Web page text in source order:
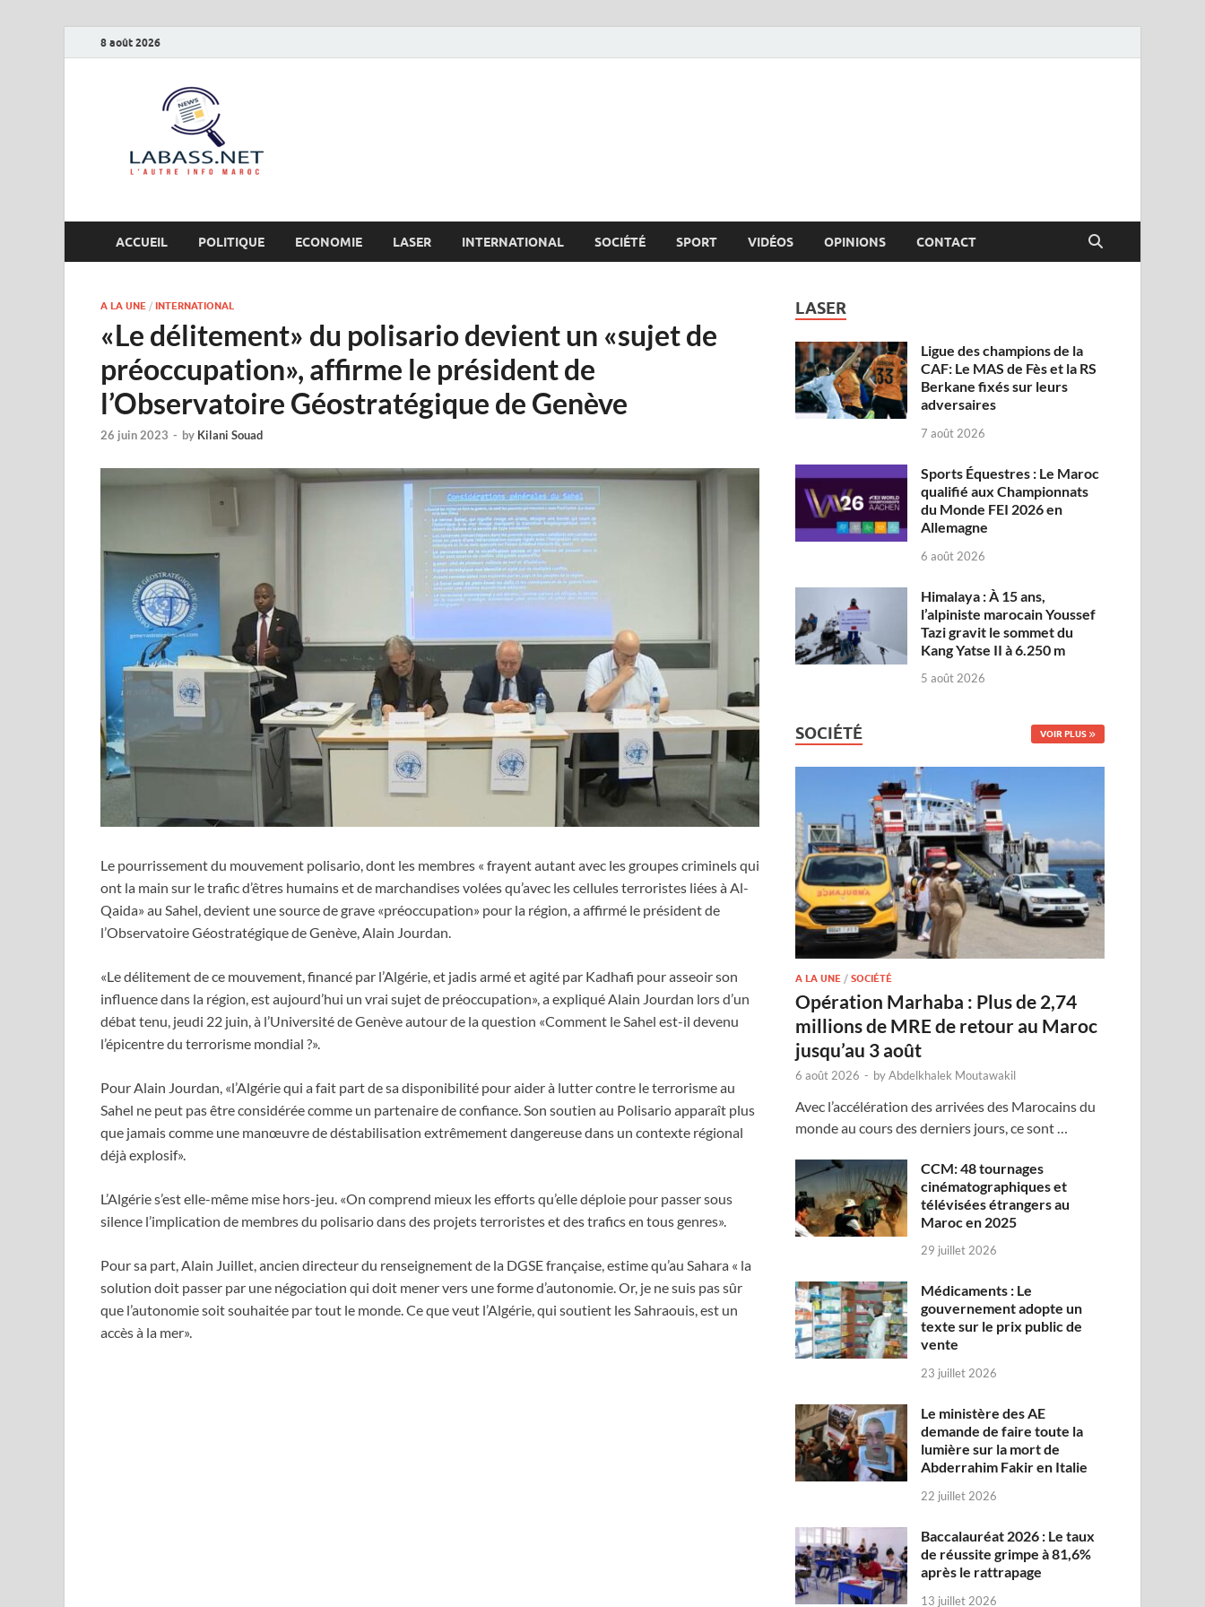
8 août 2026
ACCUEIL POLITIQUE ECONOMIE LASER INTERNATIONAL SOCIÉTÉ SPORT VIDÉOS OPINIONS CONTACT
A LA UNE / INTERNATIONAL
«Le délitement» du polisario devient un «sujet de
préoccupation», affirme le président de
l’Observatoire Géostratégique de Genève
26 juin 2023 - by Kilani Souad
Le pourrissement du mouvement polisario, dont les membres « frayent autant avec les groupes criminels qui
ont la main sur le trafic d’êtres humains et de marchandises volées qu’avec les cellules terroristes liées à Al-
Qaida» au Sahel, devient une source de grave «préoccupation» pour la région, a affirmé le président de
l’Observatoire Géostratégique de Genève, Alain Jourdan.
«Le délitement de ce mouvement, financé par l’Algérie, et jadis armé et agité par Kadhafi pour asseoir son
influence dans la région, est aujourd’hui un vrai sujet de préoccupation», a expliqué Alain Jourdan lors d’un
débat tenu, jeudi 22 juin, à l’Université de Genève autour de la question «Comment le Sahel est-il devenu
l’épicentre du terrorisme mondial ?».
Pour Alain Jourdan, «l’Algérie qui a fait part de sa disponibilité pour aider à lutter contre le terrorisme au
Sahel ne peut pas être considérée comme un partenaire de confiance. Son soutien au Polisario apparaît plus
que jamais comme une manœuvre de déstabilisation extrêmement dangereuse dans un contexte régional
déjà explosif».
L’Algérie s’est elle-même mise hors-jeu. «On comprend mieux les efforts qu’elle déploie pour passer sous
silence l’implication de membres du polisario dans des projets terroristes et des trafics en tous genres».
Pour sa part, Alain Juillet, ancien directeur du renseignement de la DGSE française, estime qu’au Sahara « la
solution doit passer par une négociation qui doit mener vers une forme d’autonomie. Or, je ne suis pas sûr
que l’autonomie soit souhaitée par tout le monde. Ce que veut l’Algérie, qui soutient les Sahraouis, est un
accès à la mer».
LASER
Ligue des champions de la
CAF: Le MAS de Fès et la RS
Berkane fixés sur leurs
adversaires
7 août 2026
Sports Équestres : Le Maroc
qualifié aux Championnats
du Monde FEI 2026 en
Allemagne
6 août 2026
Himalaya : À 15 ans,
l’alpiniste marocain Youssef
Tazi gravit le sommet du
Kang Yatse II à 6.250 m
5 août 2026
SOCIÉTÉ VOIR PLUS
A LA UNE /SOCIÉTÉ
Opération Marhaba : Plus de 2,74
millions de MRE de retour au Maroc
jusqu’au 3 août
6 août 2026 - byAbdelkhalek Moutawakil
Avec l’accélération des arrivées des Marocains du
monde au cours des derniers jours, ce sont …
CCM: 48 tournages
cinématographiques et
télévisées étrangers au
Maroc en 2025
29 juillet 2026
Médicaments : Le
gouvernement adopte un
texte sur le prix public de
vente
23 juillet 2026
Le ministère des AE
demande de faire toute la
lumière sur la mort de
Abderrahim Fakir en Italie
22 juillet 2026
Baccalauréat 2026 : Le taux
de réussite grimpe à 81,6%
après le rattrapage
13 juillet 2026